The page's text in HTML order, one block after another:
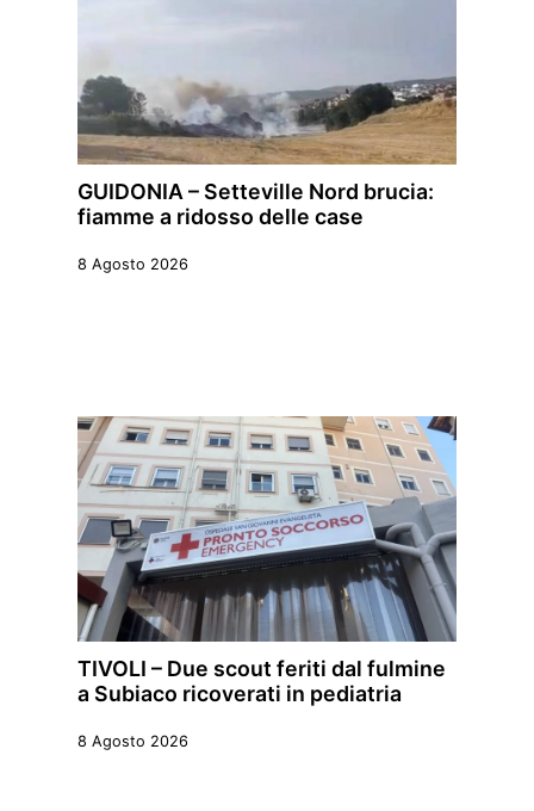
GUIDONIA – Setteville Nord brucia:
fiamme a ridosso delle case
8 Agosto 2026
TIVOLI – Due scout feriti dal fulmine
a Subiaco ricoverati in pediatria
8 Agosto 2026